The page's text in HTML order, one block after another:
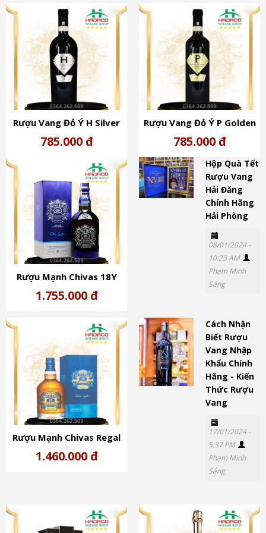
Rượu Vang Đỏ Ý H Silver
Negroamaro Salento
785.000 đ
Rượu Vang Đỏ Ý P Golden
Primitivo (14,5%)
785.000 đ
Rượu Mạnh Chivas 18Y
Xanh Scotland (40%)
1.755.000 đ
Hộp Quà Tết
Rượu Vang
Hải Đăng
Chính Hãng
Hải Phòng
08/01/2024 -
10:23 AM
Phạm Minh
Sáng
Rượu Mạnh Chivas Regal
18Y Scotland (40%)
1.460.000 đ
Cách Nhận
Biết Rượu
Vang Nhập
Khẩu Chính
Hãng - Kiến
Thức Rượu
Vang
17/01/2024 -
5:37 PM
Phạm Minh
Sáng